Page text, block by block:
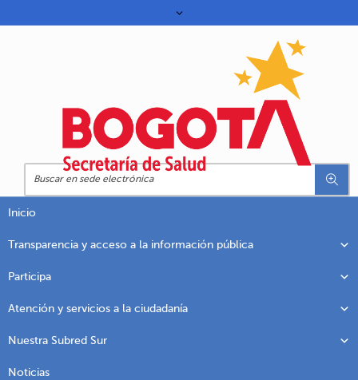
Inicio
Transparencia y acceso a la información pública
Participa
Atención y servicios a la ciudadanía
Nuestra Subred Sur
Noticias